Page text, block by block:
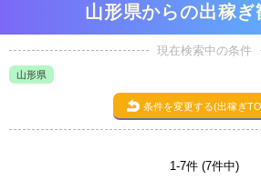
山形県からの出稼ぎ
現在検索中の条件
山形県
条件を変更する(出稼ぎ
1-7件 (7件中)